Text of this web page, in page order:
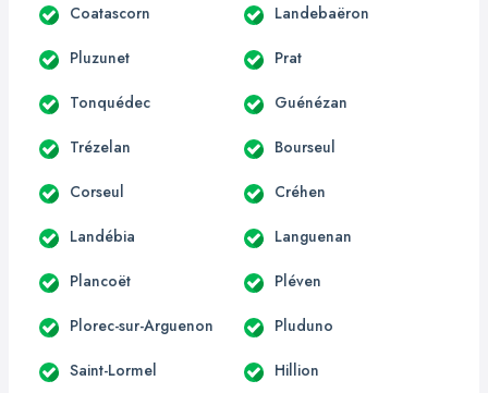
Coatascorn Landebaëron
Pluzunet Prat
Tonquédec Guénézan
Trézelan Bourseul
Corseul Créhen
Landébia Languenan
Plancoët Pléven
Plorec-sur-Arguenon Pluduno
Saint-Lormel Hillion